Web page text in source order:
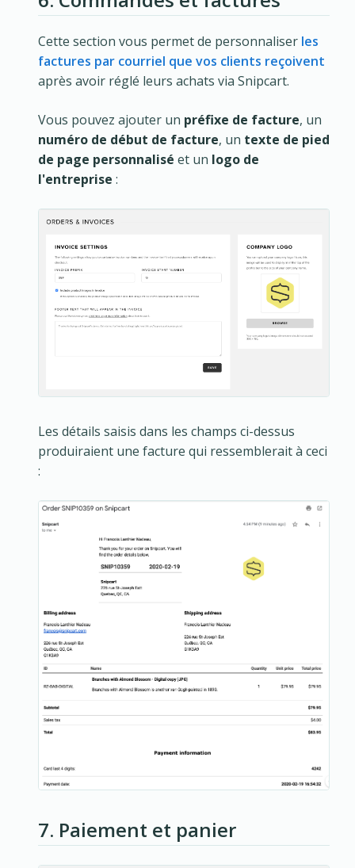
Cette section vous permet de personnaliser les
factures par courriel que vos clients reçoivent
après avoir réglé leurs achats via Snipcart.
Vous pouvez ajouter un préfixe de facture, un
numéro de début de facture, un texte de pied
de page personnalisé et un logo de
l'entreprise :
Les détails saisis dans les champs ci-dessus
produiraient une facture qui ressemblerait à ceci
:
7. Paiement et panier